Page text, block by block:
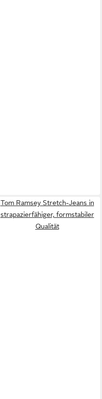
Tom Ramsey Stretch-Jeans in
strapazierfähiger, formstabiler
Qualität